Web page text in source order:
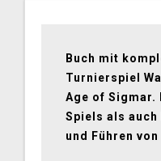
Buch mit
Turnierspiel
Age of Sigmar.
Spiels als
und Führen